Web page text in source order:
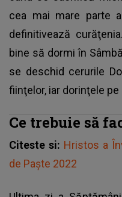
cea mai mare parte
definitivează
bine să dormi în
se deschid cerurile
fiinţelor, iar dorinţele
Ce trebuie să
Citeste si: Hristos a
de Paşte 2022